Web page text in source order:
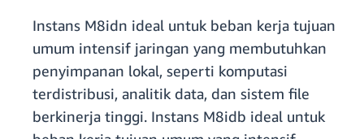
Instans M8idn ideal untuk beban kerja tujuan
umum intensif jaringan yang membutuhkan
penyimpanan lokal, seperti komputasi
terdistribusi, analitik data, dan sistem file
berkinerja tinggi. Instans M8idb ideal untuk